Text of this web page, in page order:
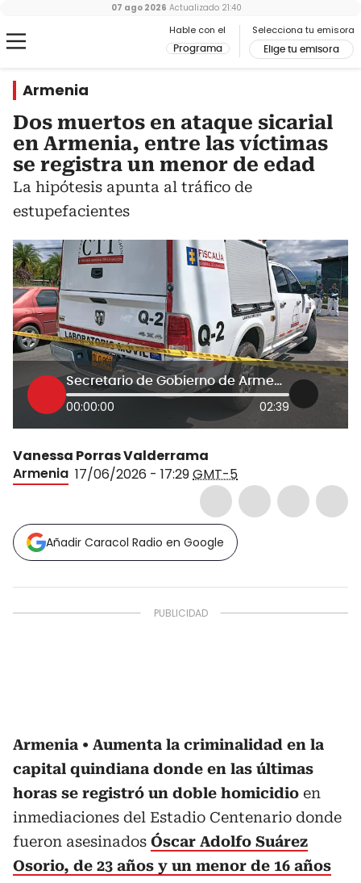
Hable con el
Programa
Selecciona tu emisora
Elige tu emisora
07 ago 2026 Actualizado 21:40
Armenia
Dos muertos en ataque sicarial
en Armenia, entre las víctimas
se registra un menor de edad
La hipótesis apunta al tráfico de
estupefacientes
Secretario de Gobierno de Armenia
00:00:00 02:39
Vanessa Porras Valderrama
Armenia 17/06/2026 - 17:29GMT-5
Añadir Caracol Radio en Google
Armenia
Aumenta la criminalidad en la
capital quindiana donde en las últimas
horas se registró un doble homicidio en
inmediaciones del Estadio Centenario donde
fueron asesinados Óscar Adolfo Suárez
Osorio, de 23 años y un menor de 16 años